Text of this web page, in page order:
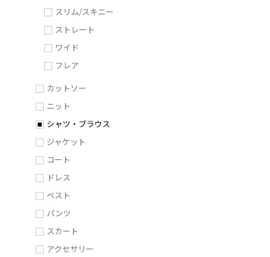
スリム/スキニー
ストレート
ワイド
フレア
カットソー
ニット
シャツ・ブラウス
ジャケット
コート
ドレス
ベスト
パンツ
スカート
アクセサリー